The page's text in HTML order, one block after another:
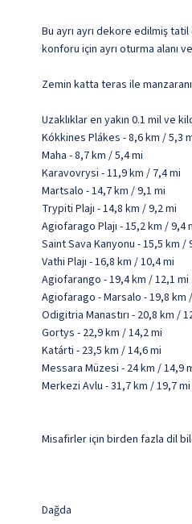
Bu ayrı ayrı dekore edilmiş
konforu için ayrı oturma alanı
Zemin katta teras ile
Uzaklıklar en yakın 0.1 mil ve
Kókkines Plákes - 8,6 km / 5,3
Maha - 8,7 km / 5,4 mi
Karavovrysi - 11,9 km / 7,4 mi
Martsalo - 14,7 km / 9,1 mi
Trypiti Plajı - 14,8 km / 9,2 mi
Agiofarago Plajı - 15,2 km / 9,4
Saint Sava Kanyonu - 15,5 km /
Vathi Plajı - 16,8 km / 10,4 mi
Agiofarango - 19,4 km / 12,1 mi
Agiofarago - Marsalo - 19,8 km
Odigitria Manastırı - 20,8 km /
Gortys - 22,9 km / 14,2 mi
Katárti - 23,5 km / 14,6 mi
Messara Müzesi - 24 km / 14,9
Merkezi Avlu - 31,7 km / 19,7 mi
Misafirler için birden fazla dil
Dağda